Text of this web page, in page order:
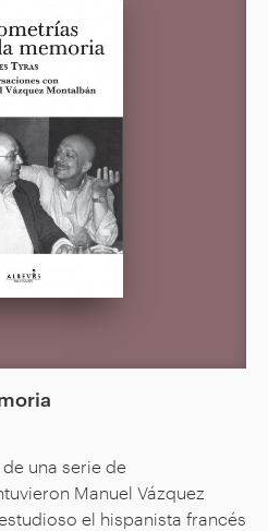
una serie de
Manuel Vázquez
el hispanista francés